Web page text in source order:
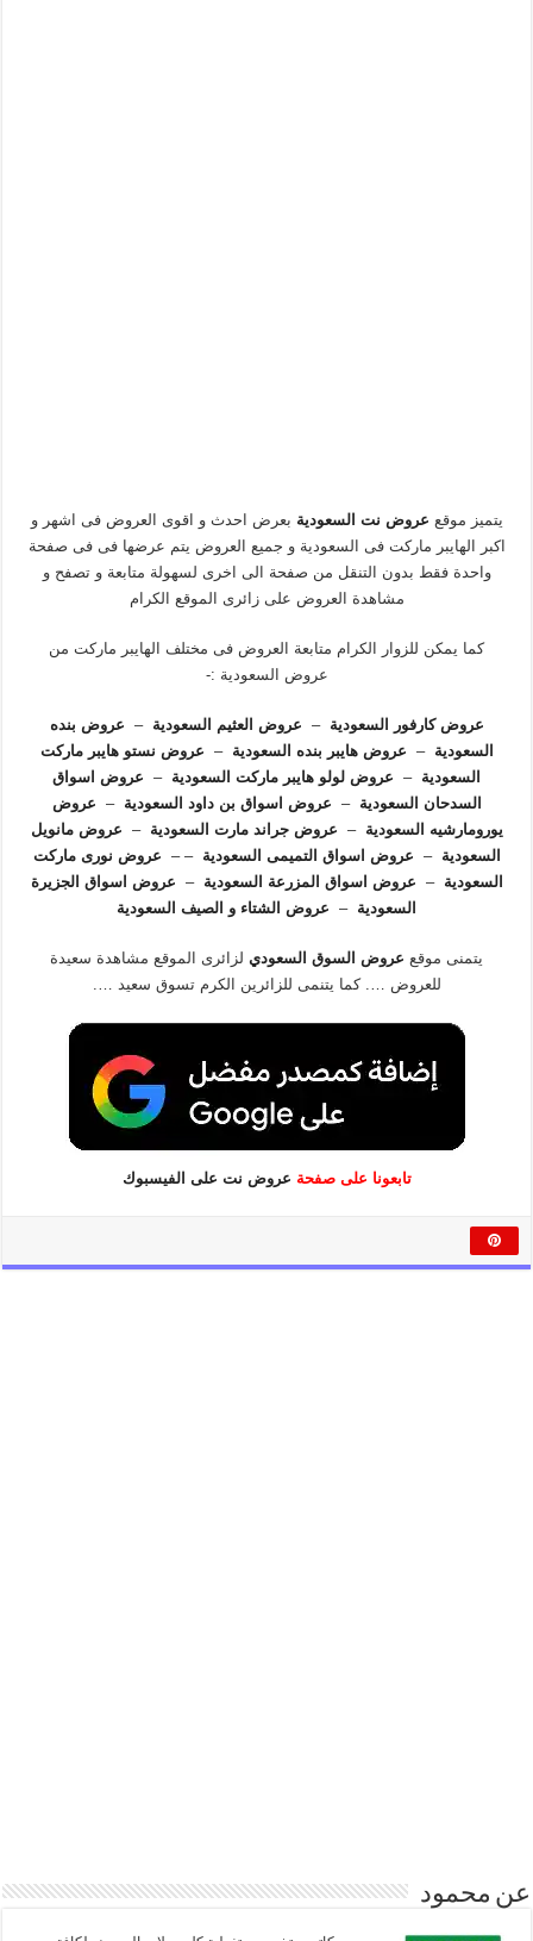
يتميز موقع عروض نت السعوديةبعرض احدث و اقوى العروض فى اشهر و
اكبر الهايبر ماركت فى السعودية و جميع العروض يتم عرضها فى فى صفحة
واحدة فقط بدون التنقل من صفحة الى اخرى لسهولة متابعة و تصفح و
مشاهدة العروض على زائرى الموقع الكرام
كما يمكن للزوار الكرام متابعة العروض فى مختلف الهايبر ماركت من
عروض السعودية :-
عروض كارفور السعودية – عروض العثيم السعودية –
عروض بنده
السعودية – عروض هايبر بنده السعودية –
عروض نستو هايبر ماركت
السعودية – عروض لولو هايبر ماركت السعودية –
عروض اسواق
السدحان السعودية – عروض اسواق بن داود السعودية –
عروض
يورومارشيه السعودية – عروض جراند مارت السعودية –
عروض مانويل
السعودية – عروض اسواق التميمى السعودية –
–
عروض نورى ماركت
السعودية – عروض اسواق المزرعة السعودية –
عروض اسواق الجزيرة
السعودية – عروض الشتاء و الصيف السعودية
يتمنى موقع عروض السوق السعوديلزائرى الموقع مشاهدة سعيدة
للعروض …. كما يتنمى للزائرين الكرم تسوق سعيد ….
تابعونا على صفحة عروض نت على الفيسبوك
عن محمود